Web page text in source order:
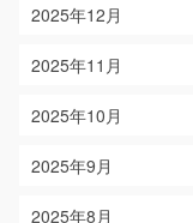
2025年12月
2025年11月
2025年10月
2025年9月
2025年8月